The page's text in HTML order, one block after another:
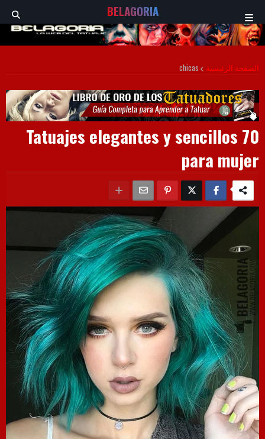
BELAGORIA
الصفحة الرئيسية chicas
70 Tatuajes elegantes y sencillos
para mujer